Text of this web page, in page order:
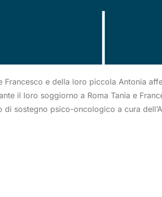
e della loro piccola Antonia
il loro soggiorno a Roma Tania e
di sostegno psico-oncologico a cura